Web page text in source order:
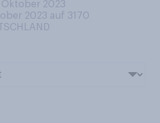
2023
2023 auf 3170